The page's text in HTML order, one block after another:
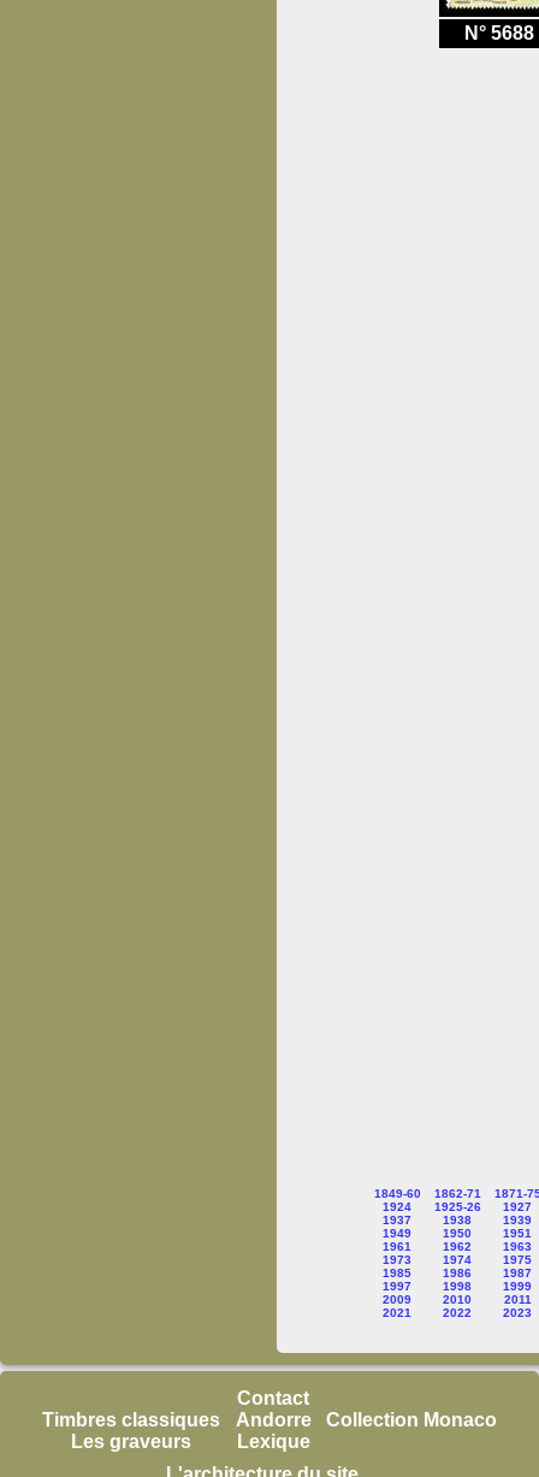
N° 5688
1849-60 1862-71
1871-
1924
1925-26
1927
1937
1938
1939
1949
1950
1951
1961
1962
1963
1973
1974
1975
1985
1986
1987
1997
1998
1999
2009
2010
2011
2021
2022 2023
Timbres classiques
Les graveurs
Contact
Andorre
Lexique
Collection Monaco